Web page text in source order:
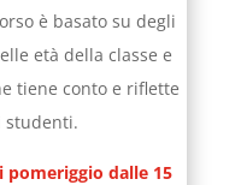
è basato su degli
età della classe e
tiene conto e riflette
studenti.
pomeriggio dalle 15